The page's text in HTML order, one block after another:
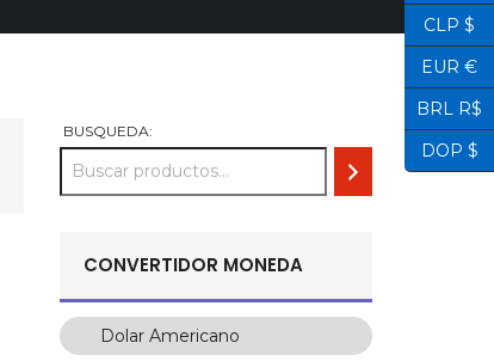
BUSQUEDA:
CONVERTIDOR MONEDA
Dolar Americano
Dolar Americano
CLP $
EUR €
BRL R$
DOP $